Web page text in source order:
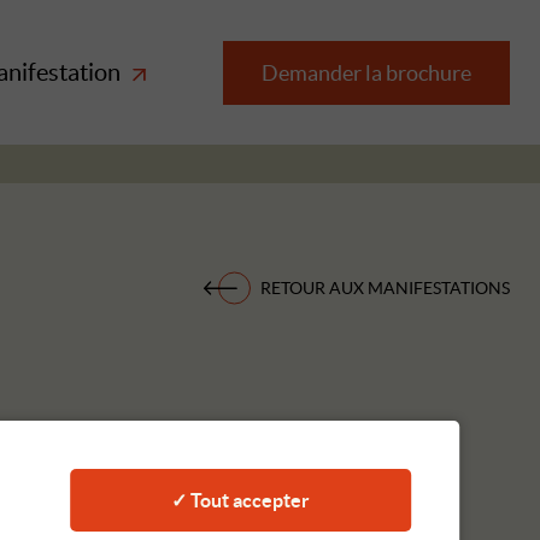
Demander la brochure
RETOUR AUX MANIFESTATIONS
✓ Tout accepter